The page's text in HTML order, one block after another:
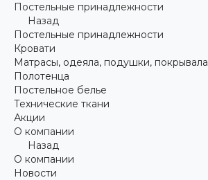
Постельные принадлежности
Назад
Постельные принадлежности
Кровати
Матрасы, одеяла, подушки, покрывала
Полотенца
Постельное белье
Технические ткани
Акции
О компании
Назад
О компании
Новости